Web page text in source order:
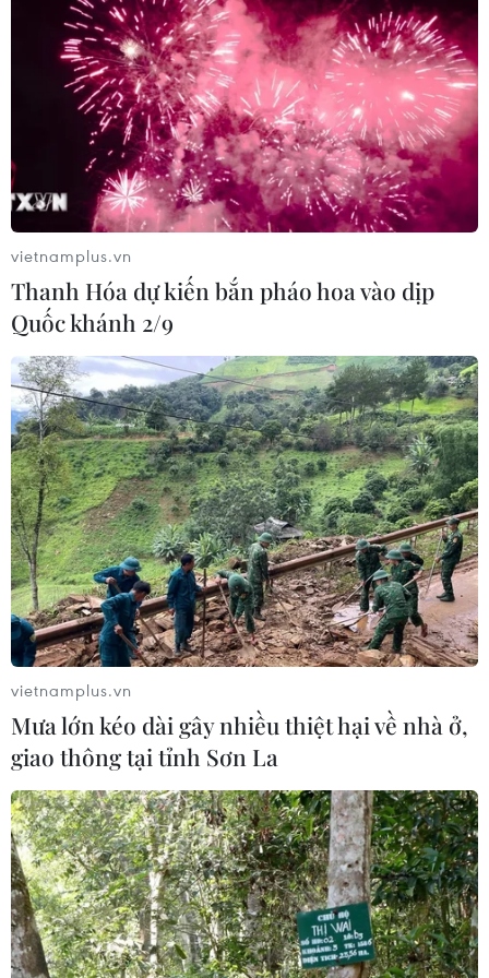
NVIDIA.
(TTXVN/Vietnam+)
#NVIDIA #ChatGPT #Microsoft
Theo dõi VietnamPlus
vietnamplus.vn
Thanh Hóa dự kiến bắn pháo hoa vào dịp
Quốc khánh 2/9
vietnamplus.vn
Mưa lớn kéo dài gây nhiều thiệt hại về nhà ở,
giao thông tại tỉnh Sơn La